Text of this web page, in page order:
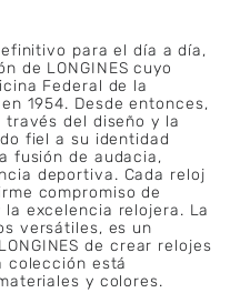
para el día a día,
de LONGINES cuyo
Federal de la
1954. Desde entonces,
del diseño y la
fiel a su identidad
fusión de audacia,
deportiva. Cada reloj
compromiso de
la excelencia relojera. La
versátiles, es un
de crear relojes
colección está
y colores.